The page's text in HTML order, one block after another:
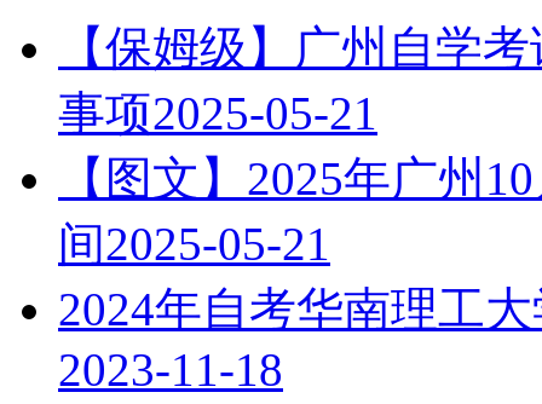
【保姆级】广州自学
事项2025-05-21
【图文】2025年广州
间2025-05-21
2024年自考华南理工
2023-11-18